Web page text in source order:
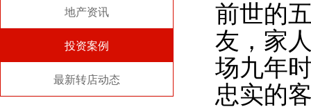
地产资讯
投资案例
最新转店动态
前世的
友，家
场九年
忠实的